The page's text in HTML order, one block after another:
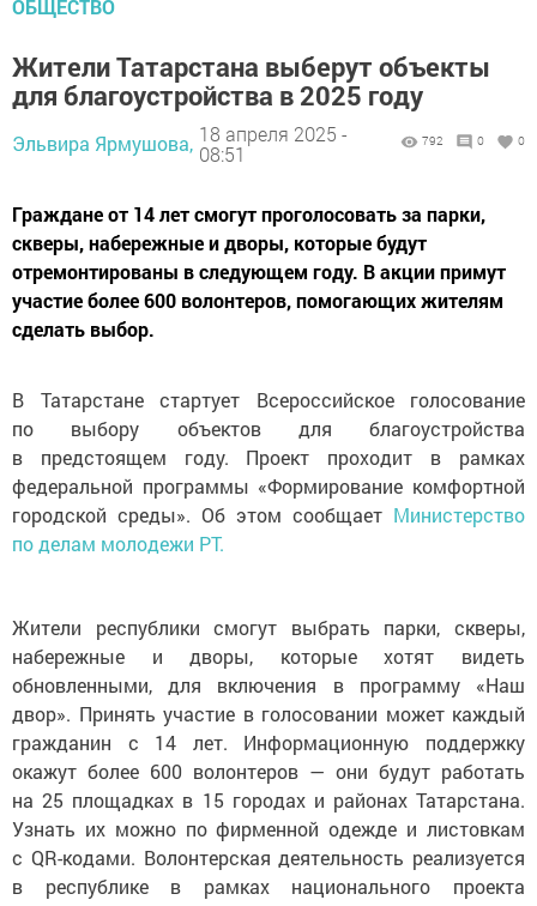
ОБЩЕСТВО
Жители Татарстана выберут объекты
для благоустройства в 2025 году
Эльвира Ярмушова, 18 апреля 2025 -
08:51
792 0 0
Граждане от 14 лет смогут проголосовать за парки,
скверы, набережные и дворы, которые будут
отремонтированы в следующем году. В акции примут
участие более 600 волонтеров, помогающих жителям
сделать выбор.
В Татарстане стартует Всероссийское голосование
по выбору объектов для благоустройства
в предстоящем году. Проект проходит в рамках
федеральной программы «Формирование комфортной
городской среды». Об этом сообщает Министерство
по делам молодежи РТ.
Жители республики смогут выбрать парки, скверы,
набережные и дворы, которые хотят видеть
обновленными, для включения в программу «Наш
двор». Принять участие в голосовании может каждый
гражданин с 14 лет. Информационную поддержку
окажут более 600 волонтеров — они будут работать
на 25 площадках в 15 городах и районах Татарстана.
Узнать их можно по фирменной одежде и листовкам
с QR-кодами. Волонтерская деятельность реализуется
в республике в рамках национального проекта